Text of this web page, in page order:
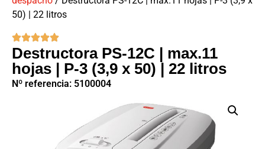
50) | 22 litros
Destructora PS-12C | max.11
hojas | P-3 (3,9 x 50) | 22 litros
Nº referencia: 5100004